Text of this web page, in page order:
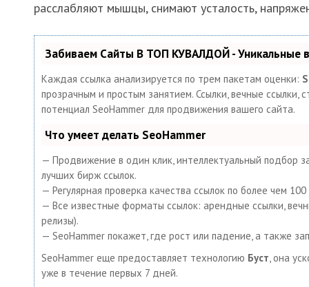
расслабляют мышцы, снимают усталость,
Забиваем Сайты В ТОП КУВАЛДОЙ - Уникальные
Каждая ссылка анализируется по трем пакетам оценки:
прозрачным и простым занятием. Ссылки, вечные ссылки,
потенциал SeoHammer для продвижения вашего сайта.
Что умеет делать SeoHammer
— Продвижение в один клик, интеллектуальный подбор
лучших бирж ссылок.
— Регулярная проверка качества ссылок по более чем
— Все известные форматы ссылок: арендные ссылки,
релизы).
— SeoHammer покажет, где рост или падение, а также
SeoHammer еще предоставляет технологию Буст, она
уже в течение первых 7 дней.